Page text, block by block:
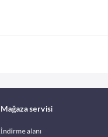
Mağaza servisi
İndirme alanı